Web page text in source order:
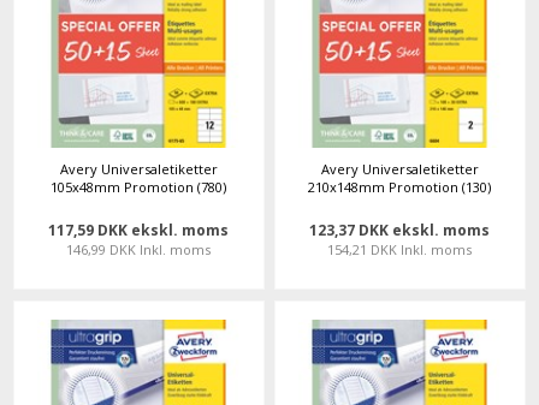
Avery Universaletiketter
105x48mm Promotion (780)
117,59 DKK ekskl. moms
146,99 DKK Inkl. moms
Avery Universaletiketter
210x148mm Promotion (130)
123,37 DKK ekskl. moms
154,21 DKK Inkl. moms